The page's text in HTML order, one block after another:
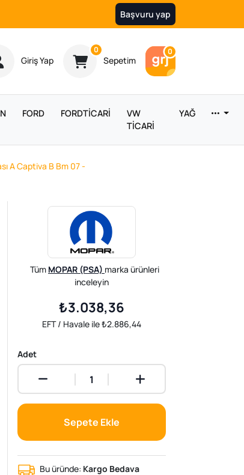
Başvuru yap
Giriş Yap
0Ürün sayısı
Sepetim
0Araç sayısı
FORD FORDTİCARİ
VW
TİCARİ
YAĞ
A Captiva B Bm 07 -
Tüm MOPAR (PSA) marka ürünleri
inceleyin
₺3.038,36
EFT / Havale ile ₺2.886,44
Adet
Sepete Ekle
Bu üründe: Kargo Bedava